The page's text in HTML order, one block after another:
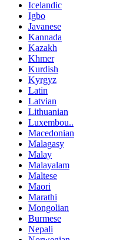
Icelandic
Igbo
Javanese
Kannada
Kazakh
Khmer
Kurdish
Kyrgyz
Latin
Latvian
Lithuanian
Luxembou..
Macedonian
Malagasy
Malay
Malayalam
Maltese
Maori
Marathi
Mongolian
Burmese
Nepali